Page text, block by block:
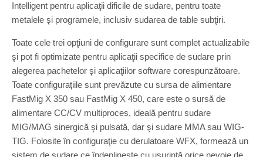
Intelligent pentru aplicaţii dificile de sudare, pentru toate
metalele şi programele, inclusiv sudarea de table subţiri.
Toate cele trei opţiuni de configurare sunt complet actualizabile
şi pot fi optimizate pentru aplicaţii specifice de sudare prin
alegerea pachetelor şi aplicaţiilor software corespunzătoare.
Toate configuraţiile sunt prevăzute cu sursa de alimentare
FastMig X 350 sau FastMig X 450, care este o sursă de
alimentare CC/CV multiproces, ideală pentru sudare
MIG/MAG sinergică şi pulsată, dar şi sudare MMA sau WIG-
TIG. Folosite în configuraţie cu derulatoare WFX, formează un
sistem de sudare ce îndeplineşte cu uşurinţă orice nevoie de